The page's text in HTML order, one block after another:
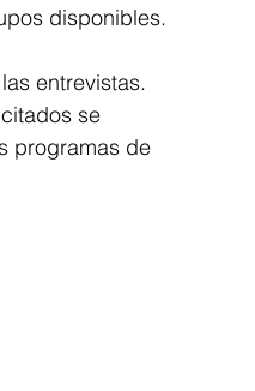
disponibles.
entrevistas.
se
programas de